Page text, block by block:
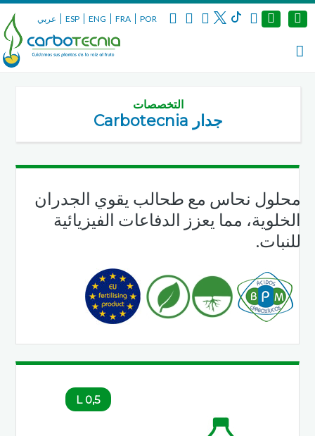
عربي ESP ENG FRA POR
التخصصات
جدار Carbotecnia
محلول نحاس مع طحالب يقوي الجدران
الخلوية، مما يعزز الدفاعات الفيزيائية
للنبات.
0,5 L